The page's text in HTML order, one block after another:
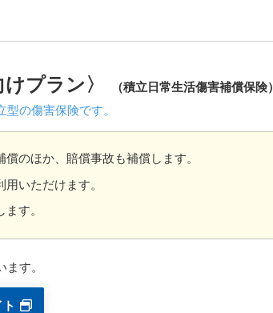
プラン〉
（積立日常生活傷害補償保険）
の傷害保険です。
のほか、賠償事故も補償します。
いただけます。
す。
す。